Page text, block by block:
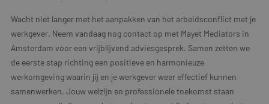
Wacht niet langer met het aanpakken van het arbeidsconflict met je
werkgever. Neem vandaag nog contact op met Mayet Mediators in
Amsterdam voor een vrijblijvend adviesgesprek. Samen zetten we
de eerste stap richting een positieve en harmonieuze
werkomgeving waarin jij en je werkgever weer effectief kunnen
samenwerken. Jouw welzijn en professionele toekomst staan